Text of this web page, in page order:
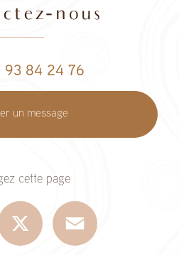
nous
93 84 24 76
un message
cette page